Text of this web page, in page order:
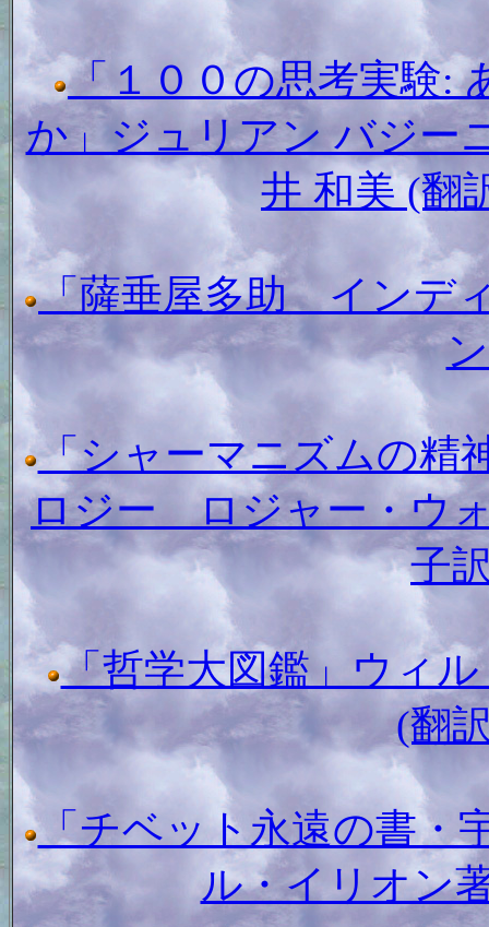
「１００の思考実験:
か」ジュリアン バジー
井 和美 (翻
「薩垂屋多助 インデ
「シャーマニズムの精
ロジー ロジャー・ウ
子
「哲学大図鑑」ウィ
(翻
「チベット永遠の書・
ル・イリオ